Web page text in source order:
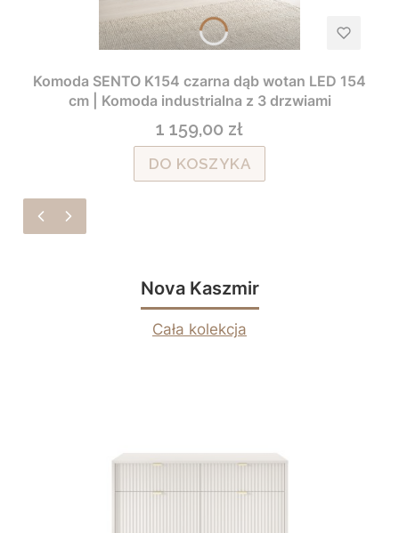
Komoda SENTO K154 czarna dąb wotan LED 154
cm | Komoda industrialna z 3 drzwiami
Cena
1 159,00 zł
DO KOSZYKA
Nova Kaszmir
Cała kolekcja